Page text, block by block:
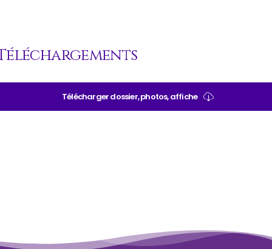
Télécharger dossier, photos, affiche